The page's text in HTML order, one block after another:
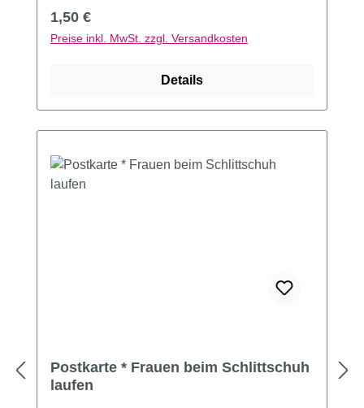
Regulärer Preis:
1,50 €
Preise inkl. MwSt. zzgl. Versandkosten
Details
Postkarte * Frauen beim Schlittschuh
laufen